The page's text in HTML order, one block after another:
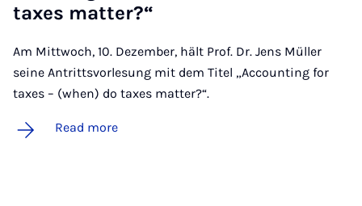
taxes mat­ter?“
Am Mittwoch, 10. Dezember, hält Prof. Dr. Jens Müller
seine Antrittsvorlesung mit dem Titel „Accounting for
taxes – (when) do taxes matter?“.
Read more